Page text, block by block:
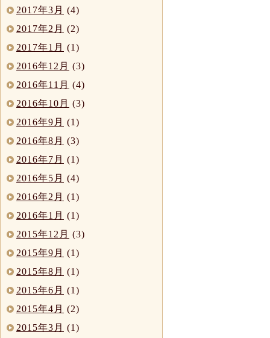
2017年3月 (4)
2017年2月 (2)
2017年1月 (1)
2016年12月 (3)
2016年11月 (4)
2016年10月 (3)
2016年9月 (1)
2016年8月 (3)
2016年7月 (1)
2016年5月 (4)
2016年2月 (1)
2016年1月 (1)
2015年12月 (3)
2015年9月 (1)
2015年8月 (1)
2015年6月 (1)
2015年4月 (2)
2015年3月 (1)